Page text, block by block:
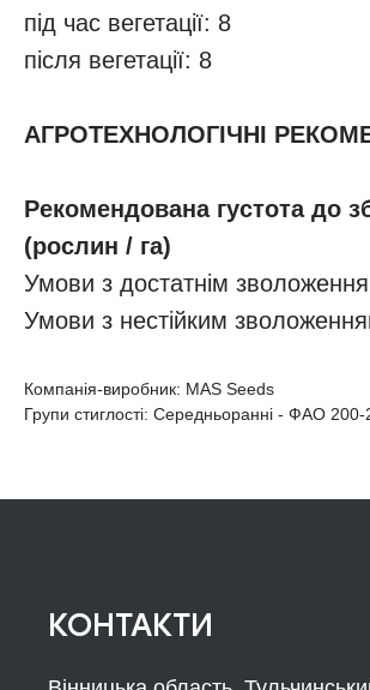
під час вегетації: 8
після вегетації: 8
АГРОТЕХНОЛОГІЧНІ
Рекомендована густота до
(рослин / га)
Умови з достатнім
Умови з нестійким
Компанія-виробник: MAS Seeds
Групи стиглості: Середньоранні - ФАО 200-
КОНТАКТИ